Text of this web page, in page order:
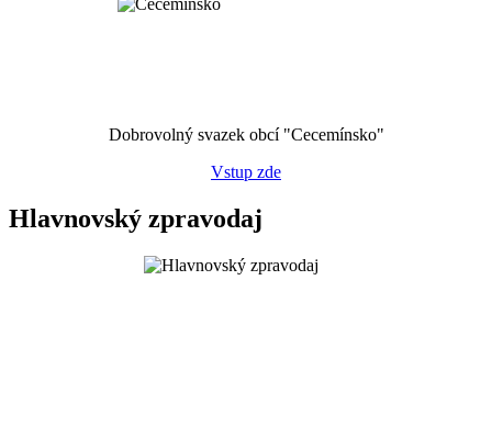
Dobrovolný svazek obcí "Cecemínsko"
Vstup zde
Hlavnovský zpravodaj